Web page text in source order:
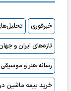
خبرفوری
تازه‌های ایران و
رسانه هنر و موسیقی
خرید بیمه ماشین